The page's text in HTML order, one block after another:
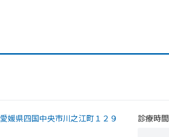
愛媛県四国中央市川之江町１２９
診療時間